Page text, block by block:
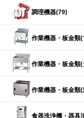
調理機器(79)
作業機器・板金類
作業機器・板金類
作業機器・板金類
食器洗浄機・器具